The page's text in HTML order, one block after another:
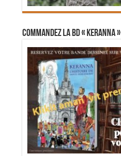
Commandez la BD « Keranna »